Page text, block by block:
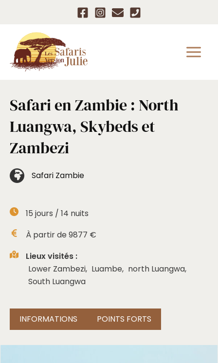
contenu
Safari en Zambie : North
Luangwa, Skybeds et
Zambezi
Safari Zambie
15 jours / 14 nuits
À partir de 9877 €
Lieux visités :
Lower Zambezi, Luambe, north Luangwa,
South Luangwa
INFORMATIONS POINTS FORTS